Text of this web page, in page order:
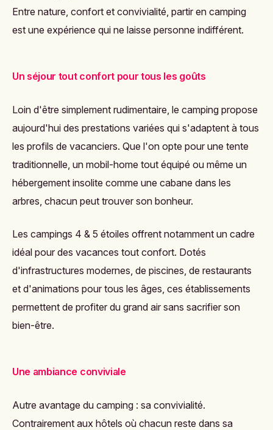
Entre nature, confort et convivialité, partir en camping
est une expérience qui ne laisse personne indifférent.
Un séjour tout confort pour tous les goûts
Loin d'être simplement rudimentaire, le camping propose
aujourd'hui des prestations variées qui s'adaptent à tous
les profils de vacanciers. Que l'on opte pour une tente
traditionnelle, un mobil-home tout équipé ou même un
hébergement insolite comme une cabane dans les
arbres, chacun peut trouver son bonheur.
Les campings 4 & 5 étoiles offrent notamment un cadre
idéal pour des vacances tout confort. Dotés
d'infrastructures modernes, de piscines, de restaurants
et d'animations pour tous les âges, ces établissements
permettent de profiter du grand air sans sacrifier son
bien-être.
Une ambiance conviviale
Autre avantage du camping : sa convivialité.
Contrairement aux hôtels où chacun reste dans sa